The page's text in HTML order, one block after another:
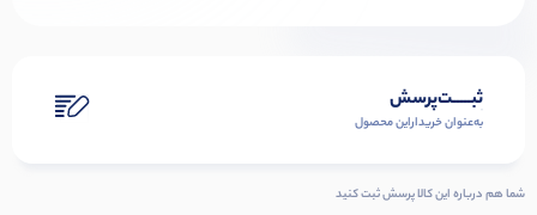
ثبـــــت‌پرسش
به‌عنوان ‌خریدار‌این‌ محصول
شما هم درباره این کالا پرسش ثبت کنید